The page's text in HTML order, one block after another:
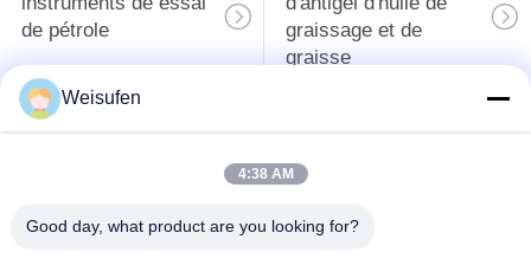
de pétrole
graissage et de
graisse
Équipement d'essai
transformateur
Weisufen
4:38 AM
Good day, what product are you looking for?